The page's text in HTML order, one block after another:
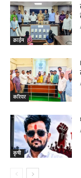
क्राईम
करियर
कृषी